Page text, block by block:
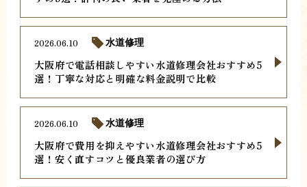
大阪府で電話相談しやすい水道修理会社おすすめ5
選！丁寧な対応と明確な料金説明で比較
2026.06.10 水道修理
大阪府で費用を抑えやすい水道修理会社おすすめ5
選！安く直すコツと優良業者の選び方
2026.06.10 水道修理